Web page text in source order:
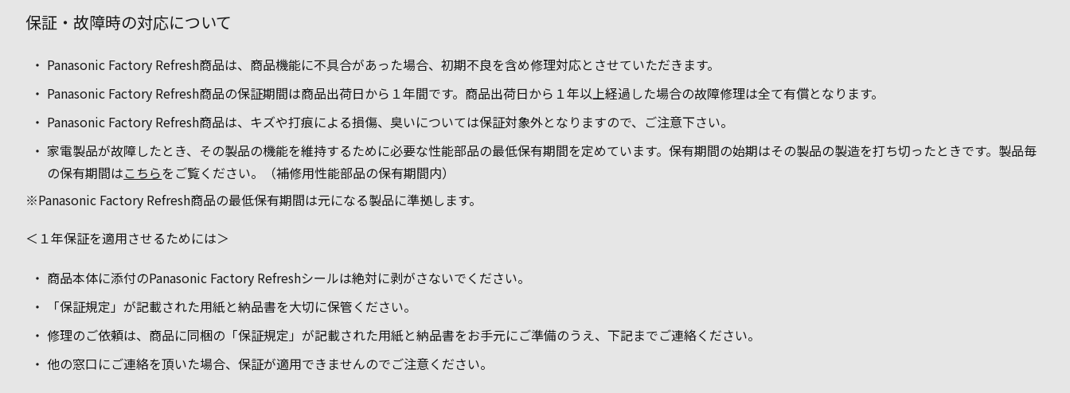
保証・故障時の対応について
Panasonic Factory Refresh商品は、商品機能に不具合があった場合、初期不良を含め修理対応とさせていただきます。
Panasonic Factory Refresh商品の保証期間は商品出荷日から１年間です。商品出荷日から１年以上経過した場合の故障修理は全て有償となります。
Panasonic Factory Refresh商品は、キズや打痕による損傷、臭いについては保証対象外となりますので、ご注意下さい。
家電製品が故障したとき、その製品の機能を維持するために必要な性能部品の最低保有期間を定めています。保有期間の始期はその製品の製造を打ち切ったときです。製品毎
の保有期間はこちらをご覧ください。（補修用性能部品の保有期間内）
※Panasonic Factory Refresh商品の最低保有期間は元になる製品に準拠します。
＜１年保証を適用させるためには＞
商品本体に添付のPanasonic Factory Refreshシールは絶対に剥がさないでください。
「保証規定」が記載された用紙と納品書を大切に保管ください。
修理のご依頼は、商品に同梱の「保証規定」が記載された用紙と納品書をお手元にご準備のうえ、下記までご連絡ください。
他の窓口にご連絡を頂いた場合、保証が適用できませんのでご注意ください。